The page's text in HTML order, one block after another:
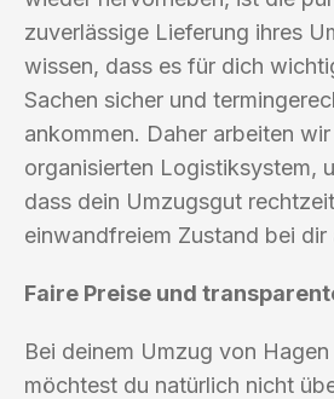
zuverlässige Lieferung ihres
wissen, dass es für dich
Sachen sicher und
ankommen. Daher arbeiten
organisierten Logistiksystem,
dass dein Umzugsgut
einwandfreiem Zustand bei dir
Faire Preise und
Bei deinem Umzug von Hagen
möchtest du natürlich nicht